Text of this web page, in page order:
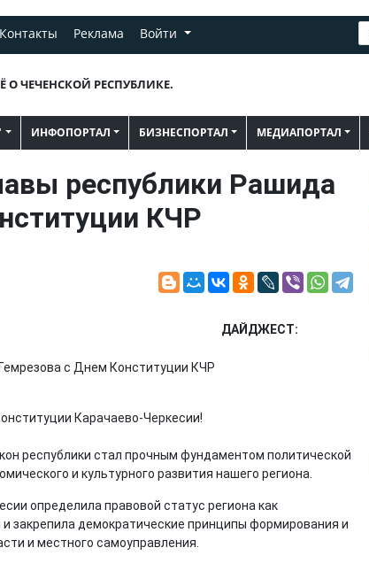
Контакты Реклама Войти
О ЧЕЧЕНСКОЙ РЕСПУБЛИКЕ.
ИНФОПОРТАЛ БИЗНЕСПОРТАЛ МЕДИАПОРТАЛ
республики Рашида
КЧР
ДАЙДЖЕСТ:
Карачаево-Черкесии!
республики стал прочным фундаментом политической
и культурного развития нашего региона.
определила правовой статус региона как
закрепила демократические принципы формирования и
и местного самоуправления.